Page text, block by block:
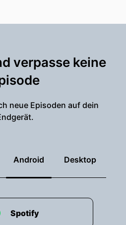
verpasse keine
neue Episoden auf dein
Android Desktop
Spotify